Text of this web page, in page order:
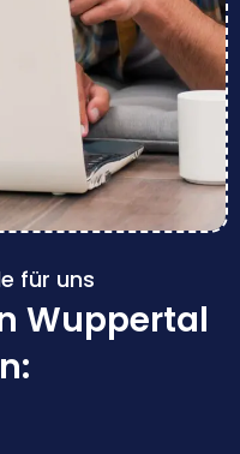
für uns
Wuppertal